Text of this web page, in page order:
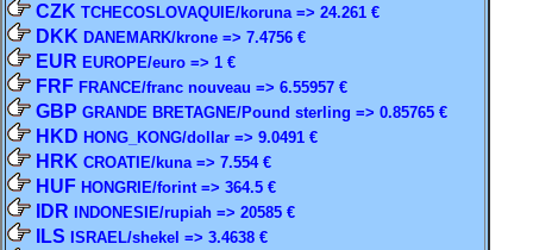
CZK TCHECOSLOVAQUIE/koruna => 24.261 €
DKK DANEMARK/krone => 7.4756 €
EUR EUROPE/euro => 1 €
FRF FRANCE/franc nouveau => 6.55957 €
GBP GRANDE BRETAGNE/Pound sterling => 0.85765 €
HKD HONG_KONG/dollar => 9.0491 €
HRK CROATIE/kuna => 7.554 €
HUF HONGRIE/forint => 364.5 €
IDR INDONESIE/rupiah => 20585 €
ILS ISRAEL/shekel => 3.4638 €